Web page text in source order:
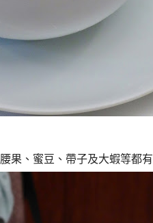
腰果、蜜豆、帶子及大蝦等都有